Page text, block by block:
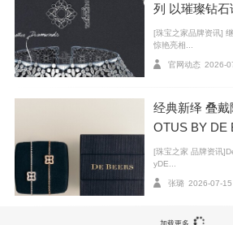
列 以璀璨钻
[珠宝之家品牌资讯]
惊艳亮相...
官网动态 2026-
经典新绎 叠
OTUS BY DE
臻作
[珠宝之家 品牌资讯
yDE...
张璐 2026-07-15
加载更多